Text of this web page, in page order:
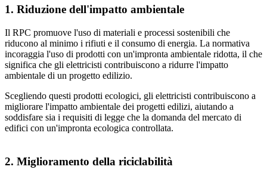
1. Riduzione dell'impatto ambientale
Il RPC promuove l'uso di materiali e processi sostenibili che
riducono al minimo i rifiuti e il consumo di energia. La normativa
incoraggia l'uso di prodotti con un'impronta ambientale ridotta, il che
significa che gli elettricisti contribuiscono a ridurre l'impatto
ambientale di un progetto edilizio.
Scegliendo questi prodotti ecologici, gli elettricisti contribuiscono a
migliorare l'impatto ambientale dei progetti edilizi, aiutando a
soddisfare sia i requisiti di legge che la domanda del mercato di
edifici con un'impronta ecologica controllata.
2. Miglioramento della riciclabilità